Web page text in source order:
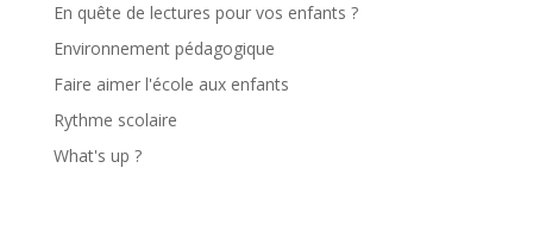
En quête de lectures pour vos enfants ?
Environnement pédagogique
Faire aimer l'école aux enfants
Rythme scolaire
What's up ?